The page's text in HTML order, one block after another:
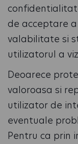
de acceptare
valabilitate si
utilizatorul a
Deoarece
valoroasa si
utilizator de
eventuale
Pentru ca prin